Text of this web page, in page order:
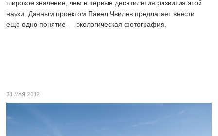
широкое значение, чем в первые десятилетия развития этой
науки. Данным проектом Павел Чвилёв предлагает внести
еще одно понятие — экологическая фотография.
31 МАЯ 2012